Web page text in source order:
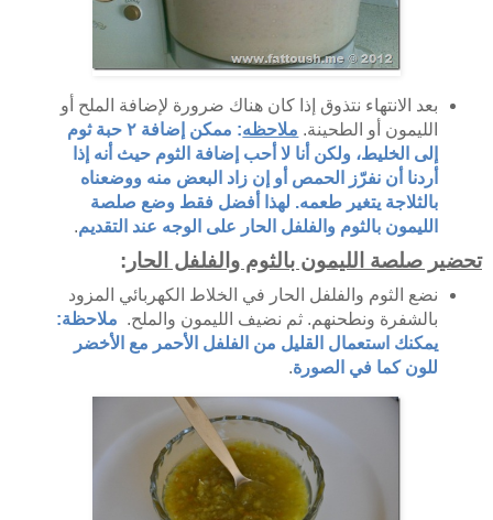
بعد الانتهاء نتذوق إذا كان هناك ضرورة لإضافة الملح أو
الليمون أو الطحينة. ملاحظه
: ممكن إضافة ٢ حبة ثوم
إلى الخليط، ولكن أنا لا أحب إضافة الثوم حيث أنه إذا
أردنا أن نفرّز الحمص أو إن زاد البعض منه ووضعناه
بالثلاجة يتغير طعمه. لهذا أفضل فقط وضع صلصة
الليمون بالثوم والفلفل الحار على الوجه عند التقديم.
تحضير صلصة الليمون بالثوم والفلفل الحار :
نضع الثوم والفلفل الحار في الخلاط الكهربائي المزود
بالشفرة ونطحنهم. ثم نضيف الليمون والملح. ملاحظة:
يمكنك استعمال القليل من الفلفل الأحمر مع الأخضر
للون كما في الصورة.